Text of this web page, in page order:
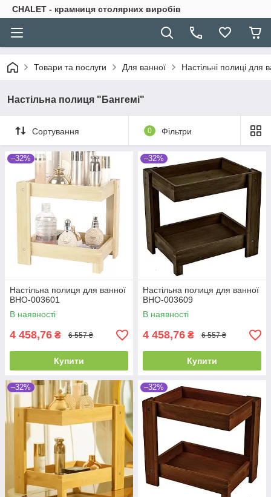
CHALET - крамниця столярних виробів
Товари та послуги Для ванної Настільні полиці для
Настільна полиця "Бангемі"
Сортування 0 Фільтри
–32%
Настільна полиця для ванної
ВНО-003601
В наявності
4 458,76 ₴ 6 557 ₴
Купити
–32%
Настільна полиця для ванної
ВНО-003609
В наявності
4 458,76 ₴ 6 557 ₴
Купити
–32% –32%